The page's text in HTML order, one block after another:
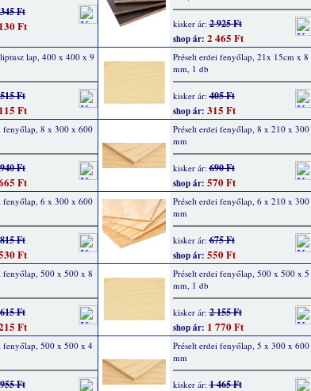
Ft
Ft kisker ár:2 925 Ft
shop ár: 2 465 Ft
lap, 400 x 400 x 9
Ft
Ft
Préselt erdei fenyőlap, 21x 15cm x 8
mm, 1 db
kisker ár:405 Ft
shop ár: 315 Ft
fenyőlap, 8 x 300 x 600
Ft
Ft
Préselt erdei fenyőlap, 8 x 210 x 300
mm
kisker ár:690 Ft
shop ár: 570 Ft
fenyőlap, 6 x 300 x 600
Ft
Ft
Préselt erdei fenyőlap, 6 x 210 x 300
mm
kisker ár:675 Ft
shop ár: 550 Ft
fenyőlap, 500 x 500 x 8
Ft
Ft
Préselt erdei fenyőlap, 500 x 500 x 5
mm, 1 db
kisker ár:2 155 Ft
shop ár: 1 770 Ft
fenyőlap, 500 x 500 x 4
Ft
Préselt erdei fenyőlap, 5 x 300 x 600
mm
kisker ár:1 465 Ft